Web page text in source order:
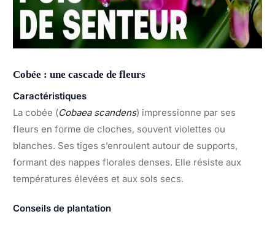
Cobée : une cascade de fleurs
Caractéristiques
La cobée (Cobaea scandens) impressionne par ses
fleurs en forme de cloches, souvent violettes ou
blanches. Ses tiges s’enroulent autour de supports,
formant des nappes florales denses. Elle résiste aux
températures élevées et aux sols secs.
Conseils de plantation